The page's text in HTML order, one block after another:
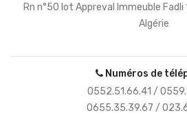
Rn n°50 lot Appreval Immeuble Fadli
Algérie
Numéros de
0552.51.66.41 /
0655.35.39.67 /